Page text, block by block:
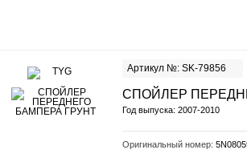
Артикул №: SK-79856
СПОЙЛЕР
Год выпуска: 2007-2010
Оригинальный номер: